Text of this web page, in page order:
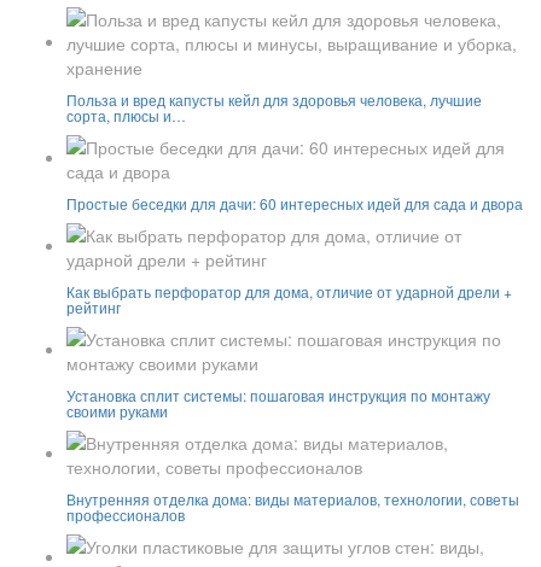
Польза и вред капусты кейл для здоровья человека, лучшие
сорта, плюсы и…
Простые беседки для дачи: 60 интересных идей для сада и двора
Как выбрать перфоратор для дома, отличие от ударной дрели +
рейтинг
Установка сплит системы: пошаговая инструкция по монтажу
своими руками
Внутренняя отделка дома: виды материалов, технологии, советы
профессионалов